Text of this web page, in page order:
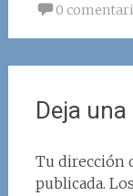
0
Deja
Tu dirección
publicada.